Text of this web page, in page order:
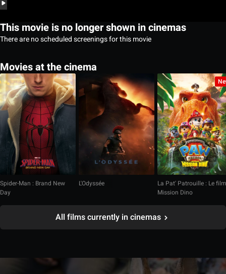
This movie is no longer shown in cinemas
There are no scheduled screenings for this movie
Movies at the cinema
Spider-Man : Brand New
Day
L'Odyssée
La Pat' Patrouille : Le film
Mission Dino
All films currently in cinemas